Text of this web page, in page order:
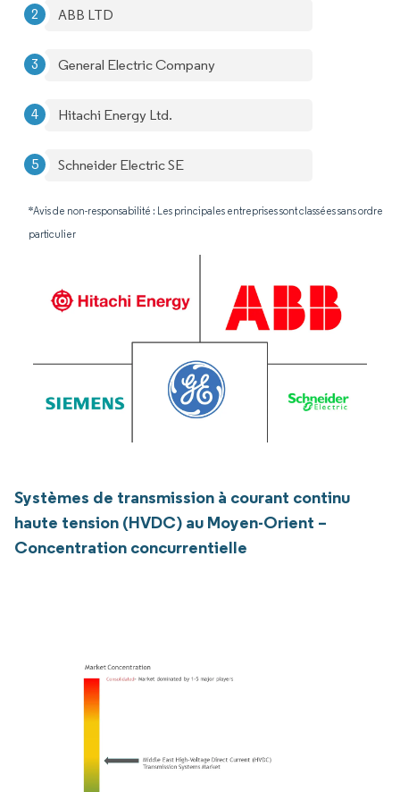
ABB LTD
General Electric Company
Hitachi Energy Ltd.
Schneider Electric SE
*Avis de non-responsabilité : Les principales entreprises sont classées sans ordre
particulier
Systèmes de transmission à courant continu
haute tension (HVDC) au Moyen-Orient –
Concentration concurrentielle